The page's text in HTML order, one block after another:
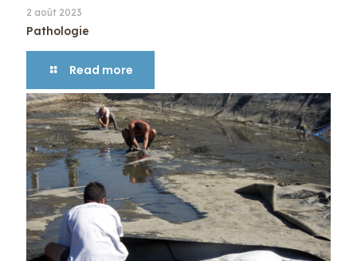
2 août 2023
Pathologie
Read more